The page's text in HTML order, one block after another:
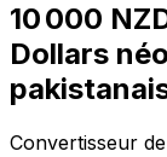
10 000
Dollars
Convertisseur